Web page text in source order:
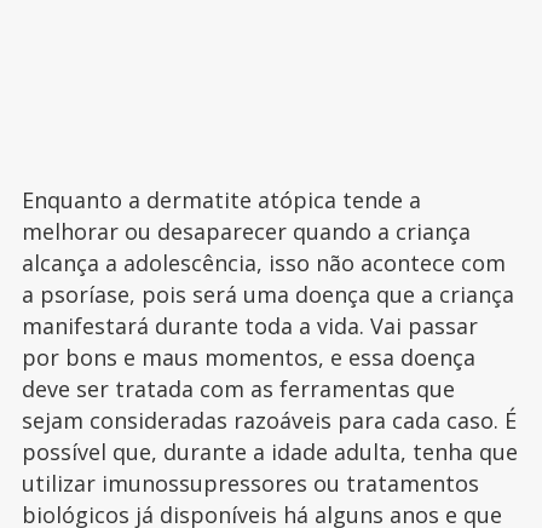
Enquanto a dermatite atópica tende a
melhorar ou desaparecer quando a criança
alcança a adolescência, isso não acontece com
a psoríase, pois será uma doença que a criança
manifestará durante toda a vida. Vai passar
por bons e maus momentos, e essa doença
deve ser tratada com as ferramentas que
sejam consideradas razoáveis para cada caso. É
possível que, durante a idade adulta, tenha que
utilizar imunossupressores ou tratamentos
biológicos já disponíveis há alguns anos e que